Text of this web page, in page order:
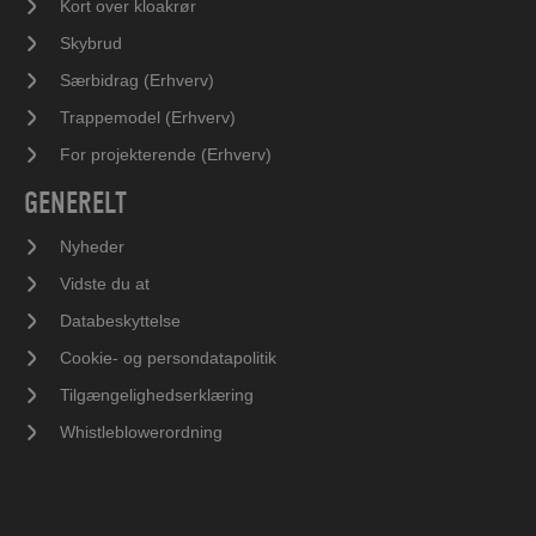
Kort over kloakrør
Skybrud
Særbidrag (Erhverv)
Trappemodel (Erhverv)
For projekterende (Erhverv)
GENERELT
Nyheder
Vidste du at
Databeskyttelse
Cookie- og persondatapolitik
Tilgængelighedserklæring
Whistleblowerordning